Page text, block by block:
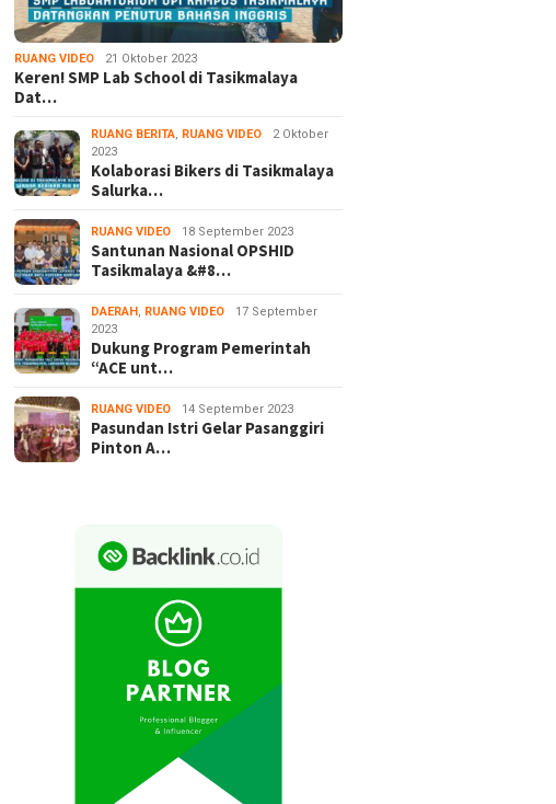
RUANG VIDEO 21 Oktober 2023
Keren! SMP Lab School di Tasikmalaya
Dat…
RUANG BERITA, RUANG VIDEO
2 Oktober
2023
Kolaborasi Bikers di Tasikmalaya
Salurka…
RUANG VIDEO 18 September 2023
Santunan Nasional OPSHID
Tasikmalaya &#8…
DAERAH , RUANG VIDEO
17 September
2023
Dukung Program Pemerintah
“ACE unt…
RUANG VIDEO 14 September 2023
Pasundan Istri Gelar Pasanggiri
Pinton A…